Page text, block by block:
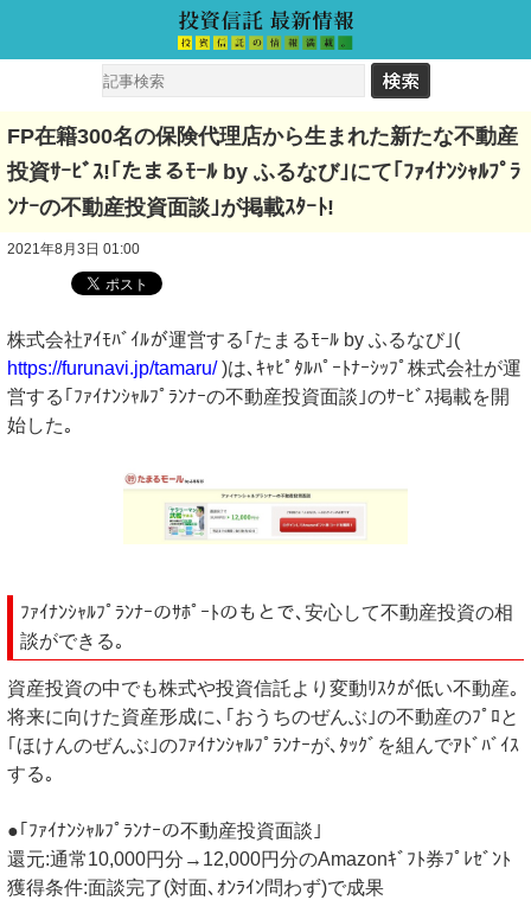
FP在籍300名の保険代理店から生まれた新たな不動産
投資ｻｰﾋﾞｽ!｢たまるﾓｰﾙ by ふるなび｣にて｢ﾌｧｲﾅﾝｼｬﾙﾌﾟﾗ
ﾝﾅｰの不動産投資面談｣が掲載ｽﾀｰﾄ!
2021年8月3日 01:00
株式会社ｱｲﾓﾊﾞｲﾙが運営する｢たまるﾓｰﾙ by ふるなび｣(
https://furunavi.jp/tamaru/)は､ｷｬﾋﾟﾀﾙﾊﾟｰﾄﾅｰｼｯﾌﾟ株式会社が運
営する｢ﾌｧｲﾅﾝｼｬﾙﾌﾟﾗﾝﾅｰの不動産投資面談｣のｻｰﾋﾞｽ掲載を開
始した｡
ﾌｧｲﾅﾝｼｬﾙﾌﾟﾗﾝﾅｰのｻﾎﾟｰﾄのもとで､安心して不動産投資の相
談ができる｡
資産投資の中でも株式や投資信託より変動ﾘｽｸが低い不動産｡
将来に向けた資産形成に､｢おうちのぜんぶ｣の不動産のﾌﾟﾛと
｢ほけんのぜんぶ｣のﾌｧｲﾅﾝｼｬﾙﾌﾟﾗﾝﾅｰが､ﾀｯｸﾞを組んでｱﾄﾞﾊﾞｲｽ
する｡
●｢ﾌｧｲﾅﾝｼｬﾙﾌﾟﾗﾝﾅｰの不動産投資面談｣
還元:通常10,000円分→12,000円分のAmazonｷﾞﾌﾄ券ﾌﾟﾚｾﾞﾝﾄ
獲得条件:面談完了(対面､ｵﾝﾗｲﾝ問わず)で成果